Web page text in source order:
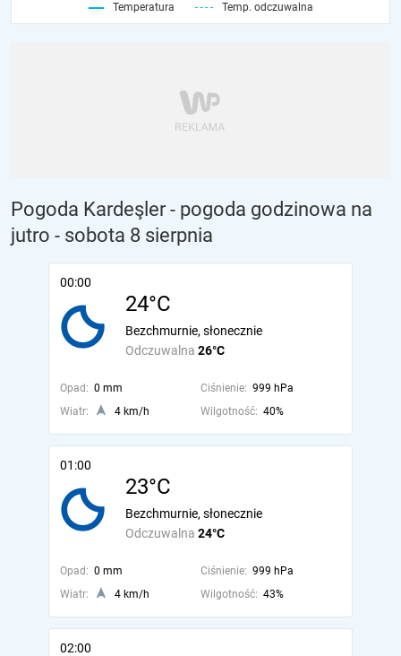
Temperatura Temp. odczuwalna
Pogoda Kardeşler - pogoda godzinowa na
jutro - sobota 8 sierpnia
00:00
24°C
Odczuwalna 26°C
Bezchmurnie, słonecznie
Opad: 0 mm Ciśnienie: 999 hPa
Wiatr:
4 km/h Wilgotność: 40%
01:00
23°C
Odczuwalna 24°C
Bezchmurnie, słonecznie
Opad: 0 mm Ciśnienie: 999 hPa
Wiatr:
4 km/h Wilgotność: 43%
02:00